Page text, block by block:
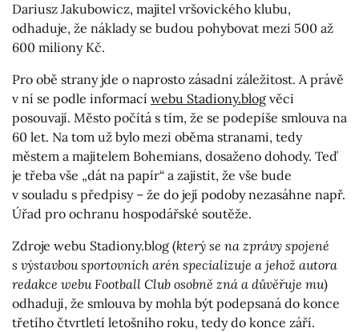
Dariusz Jakubowicz, majitel vršovického klubu,
odhaduje, že náklady se budou pohybovat mezi 500 až
600 miliony Kč.
Pro obě strany jde o naprosto zásadní záležitost. A právě
v ní se podle informací webu Stadiony.blog věci
posouvají. Město počítá s tím, že se podepíše smlouva na
60 let. Na tom už bylo mezi oběma stranami, tedy
městem a majitelem Bohemians, dosaženo dohody. Teď
je třeba vše „dát na papír“ a zajistit, že vše bude
v souladu s předpisy – že do její podoby nezasáhne např.
Úřad pro ochranu hospodářské soutěže.
Zdroje webu Stadiony.blog (který se na zprávy spojené
s výstavbou sportovních arén specializuje a jehož autora
redakce webu Football Club osobně zná a důvěřuje mu)
odhadují, že smlouva by mohla být podepsaná do konce
třetího čtvrtletí letošního roku, tedy do konce září.